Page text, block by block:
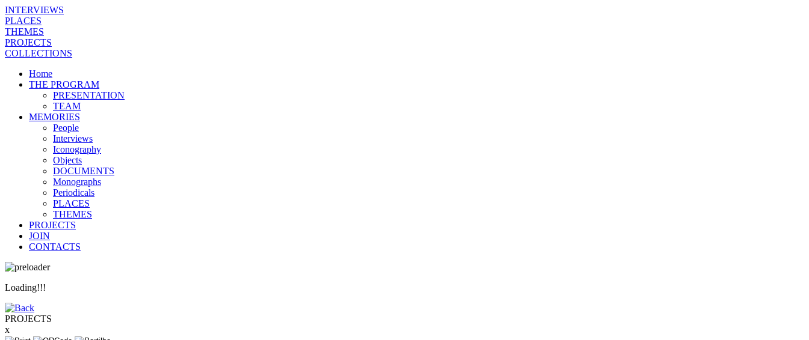
INTERVIEWS
PLACES
THEMES
PROJECTS
COLLECTIONS
Home
THE PROGRAM
PRESENTATION
TEAM
MEMORIES
People
Interviews
Iconography
Objects
DOCUMENTS
Monographs
Periodicals
PLACES
THEMES
PROJECTS
JOIN
CONTACTS
Loading!!!
PROJECTS
x